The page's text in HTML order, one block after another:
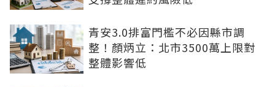
青安3.0排富門檻不必因縣市調
整！顏炳立：北市3500萬上限對
整體影響低